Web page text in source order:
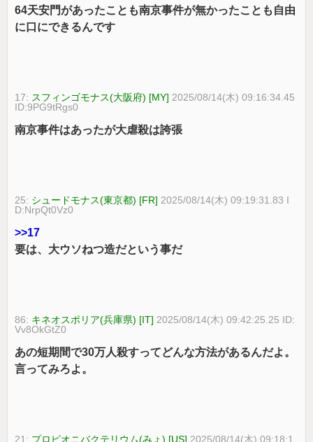
64天安門があったことも南京事件が無かったことも自由
に口にできるんです
17: スフィンゴモナス(大阪府) [MY] 2025/08/14(木) 09:16:34.45
ID:9PG9tRgs0
南京事件はあったが大虐殺は誇張
25: シュードモナス(東京都) [FR] 2025/08/14(木) 09:19:31.83 I
D:NrpQt0Vz0
>>17
要は、大ウソねつ造だという事だ
86: キネオスポリア(兵庫県) [IT] 2025/08/14(木) 09:42:25.25 ID:
Vv8OkGtZ0
あの短期間で30万人殺すってどんな方法があるんだよ。
言ってみろよ。
21: プロピオニバクテリウム(みょ) [US] 2025/08/14(木) 09:18:1